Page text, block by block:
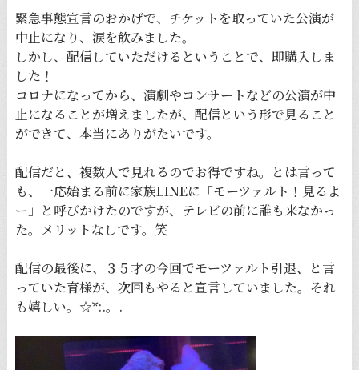
緊急事態宣言のおかげで、チケットを取っていた公演が
中止になり、涙を飲みました。
しかし、配信していただけるということで、即購入しま
した！
コロナになってから、演劇やコンサートなどの公演が中
止になることが増えましたが、配信という形で見ること
ができて、本当にありがたいです。
配信だと、複数人で見れるのでお得ですね。とは言って
も、一応始まる前に家族LINEに「モーツァルト！見るよ
ー」と呼びかけたのですが、テレビの前に誰も来なかっ
た。メリットなしです。笑
配信の最後に、３５才の今回でモーツァルト引退、と言
っていた育様が、次回もやると宣言していました。それ
も嬉しい。☆*:.。.